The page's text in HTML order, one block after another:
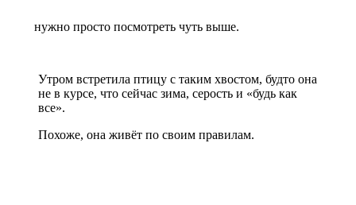
нужно просто посмотреть чуть выше.
Утром встретила птицу с таким хвостом, будто она
не в курсе, что сейчас зима, серость и «будь как
все».
Похоже, она живёт по своим правилам.